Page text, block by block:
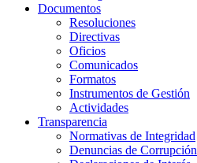
Documentos
Resoluciones
Directivas
Oficios
Comunicados
Formatos
Instrumentos de Gestión
Actividades
Transparencia
Normativas de Integridad
Denuncias de Corrupción